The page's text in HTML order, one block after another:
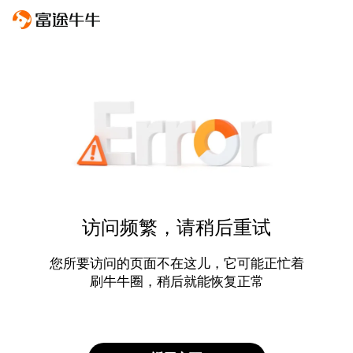
访问频繁，请稍后重试
您所要访问的页面不在这儿，它可能正忙着
刷牛牛圈，稍后就能恢复正常